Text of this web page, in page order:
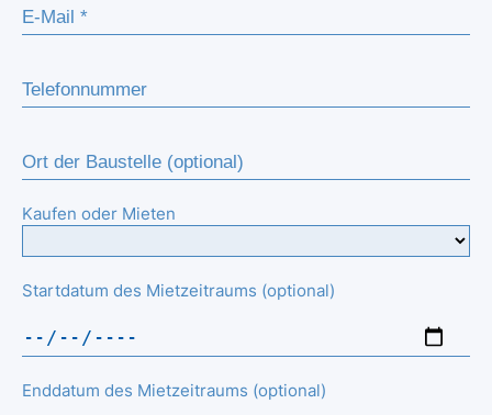
Kaufen oder Mieten
Startdatum des Mietzeitraums (optional)
Enddatum des Mietzeitraums (optional)